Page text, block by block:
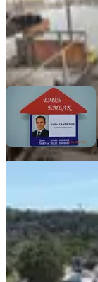
Emin EmlakNadir
Ara
1